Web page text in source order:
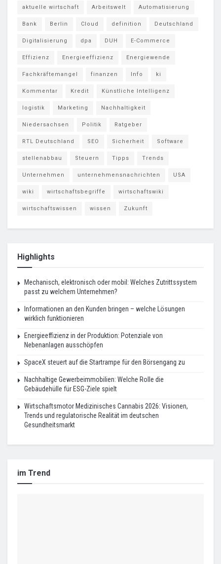
aktuelle wirtschaft Arbeitswelt Automatisierung
Bank Berlin Cloud definition Deutschland
Digitalisierung dpa DUH E-Commerce
Effizienz Energieeffizienz Energiewende
Fachkräftemangel finanzen Info ki
Kommentar Kredit Künstliche Intelligenz
logistik Marketing Nachhaltigkeit
Niedersachsen Politik Ratgeber
RTL Deutschland SEO Sicherheit Software
stellenabbau Steuern Tipps Trends
Unternehmen unternehmensnachrichten USA
wiki wirtschaftsbegriffe wirtschaftswiki
wirtschaftswissen wissen Zukunft
Highlights
Mechanisch, elektronisch oder mobil: Welches Zutrittssystem
passt zu welchem Unternehmen?
Informationen an den Kunden bringen – welche Lösungen
wirklich funktionieren
Energieeffizienz in der Produktion: Potenziale von
Nebenanlagen ausschöpfen
SpaceX steuert auf die Startrampe für den Börsengang zu
Nachhaltige Gewerbeimmobilien: Welche Rolle die
Gebäudehülle für ESG-Ziele spielt
Wirtschaftsmotor Medizinisches Cannabis 2026: Visionen,
Trends und regulatorische Realität im deutschen
Gesundheitsmarkt
im Trend